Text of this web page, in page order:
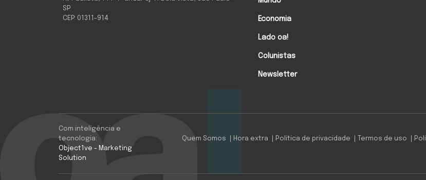
SP
CEP: 01311-914
Economia
Lado oa!
Colunistas
Newsletter
Com inteligência e
tecnologia:
Object1ve - Marketing
Solution
Quem Somos Hora extra Política de privacidade Termos de uso